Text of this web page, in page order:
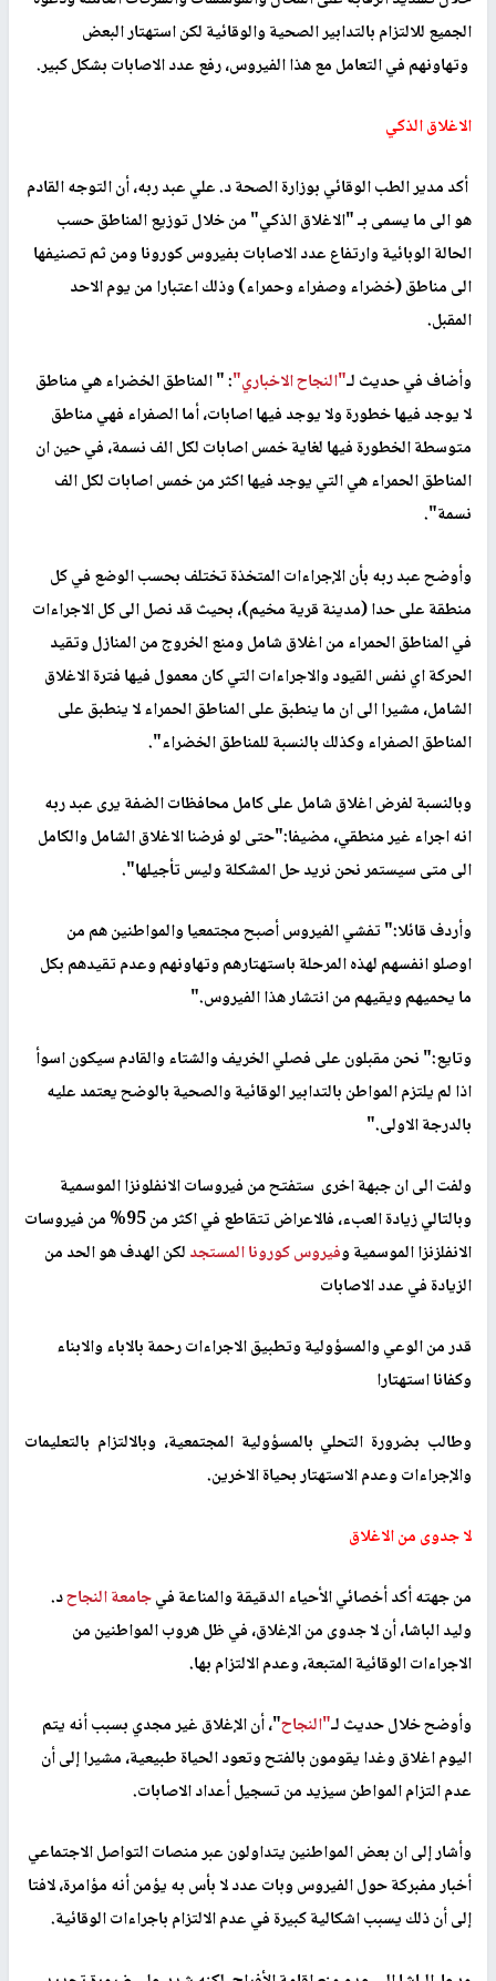
الجميع للالتزام بالتدابير الصحية والوقائية لكن استهتار البعض
وتهاونهم في التعامل مع هذا الفيروس، رفع عدد الاصابات بشكل كبير.
الاغلاق الذكي
أكد مدير الطب الوقائي بوزارة الصحة د. علي عبد ربه، أن التوجه القادم
هو الى ما يسمى بـ "الاغلاق الذكي" من خلال توزيع المناطق حسب
الحالة الوبائية وارتفاع عدد الاصابات بفيروس كوروناومن ثم تصنيفها
الى مناطق (خضراء وصفراء وحمراء)وذلك اعتبارا من يوم الاحد
المقبل.
وأضاف في حديث لـ"النجاح الاخباري": " المناطق الخضراء هي مناطق
لا يوجد فيها خطورة ولا يوجد فيها اصابات، أما الصفراء فهي مناطق
متوسطة الخطورة فيها لغاية خمس اصابات لكل الف نسمة، في حين ان
المناطق الحمراء هي التي يوجد فيها اكثر من خمس اصابات لكل الف
نسمة".
وأوضح عبد ربه بأن الإجراءات المتخذة تختلف بحسب الوضع في كل
منطقة على حدا (مدينة قرية مخيم)، بحيث قد نصل الى كل الاجراءات
في المناطق الحمراء من اغلاق شامل ومنع الخروج من المنازل وتقيد
الحركة اي نفس القيود والاجراءات التي كان معمول فيها فترة الاغلاق
الشامل، مشيرا الى ان ما ينطبق على المناطق الحمراء لا ينطبق على
المناطق الصفراء وكذلك بالنسبة للمناطق الخضراء".
وبالنسبة لفرض اغلاق شامل على كامل محافظات الضفة يرى عبد ربه
انه اجراء غير منطقي، مضيفا:"حتى لو فرضنا الاغلاق الشامل والكامل
الى متى سيستمر نحن نريد حل المشكلة وليس تأجيلها".
وأردف قائلا:" تفشي الفيروس أصبح مجتمعيا والمواطنين هم من
اوصلو انفسهم لهذه المرحلة باستهتارهم وتهاونهم وعدم تقيدهم بكل
ما يحميهم ويقيهم من انتشار هذا الفيروس."
وتايع:" نحن مقبلون على فصلي الخريف والشتاء والقادم سيكون اسوأ
اذا لم يلتزم المواطن بالتدابير الوقائية والصحية بالوضح يعتمد عليه
بالدرجة الاولى."
ولفت الى ان جبهة اخرى ستفتح من فيروسات الانفلونزا الموسمية
وبالتالي زيادة العبء، فالاعراض تتقاطع في اكثر من 95% من فيروسات
الانفلزنزا الموسمية وفيروس كورونا المستجدلكن الهدف هو الحد من
الزيادة في عدد الاصابات
قدر من الوعي والمسؤولية وتطبيق الاجراءات رحمة بالاباء والابناء
وكفانا استهتارا
وطالب بضرورة التحلي بالمسؤولية المجتمعية، وبالالتزام بالتعليمات
والإجراءات وعدم الاستهتار بحياة الاخرين.
لا جدوى من الاغلاق
من جهته أكد أخصائي الأحياء الدقيقة والمناعة فيجامعة النجاحد.
وليد الباشا، أن لا جدوى من الإغلاق، في ظل هروب المواطنين من
الاجراءات الوقائية المتبعة، وعدم الالتزام بها.
وأوضح خلال حديث لـ"النجاح"، أن الإغلاق غير مجدي بسبب أنه يتم
اليوم اغلاق وغدا يقومون بالفتح وتعود الحياة طبيعية، مشيرا إلى أن
عدم التزام المواطن سيزيد من تسجيل أعداد الاصابات.
وأشار إلى ان بعض المواطنين يتداولون عبر منصات التواصل الاجتماعي
أخبار مفبركة حول الفيروس وبات عدد لا بأس به يؤمن أنه مؤامرة، لافتا
إلى أن ذلك يسبب اشكالية كبيرة في عدم الالتزام باجراءات الوقائية.